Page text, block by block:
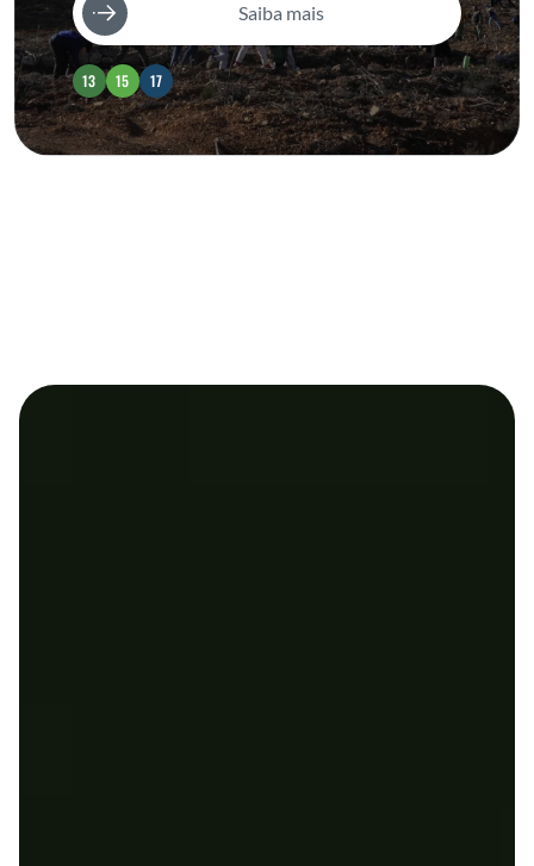
Saiba mais
13 15 17